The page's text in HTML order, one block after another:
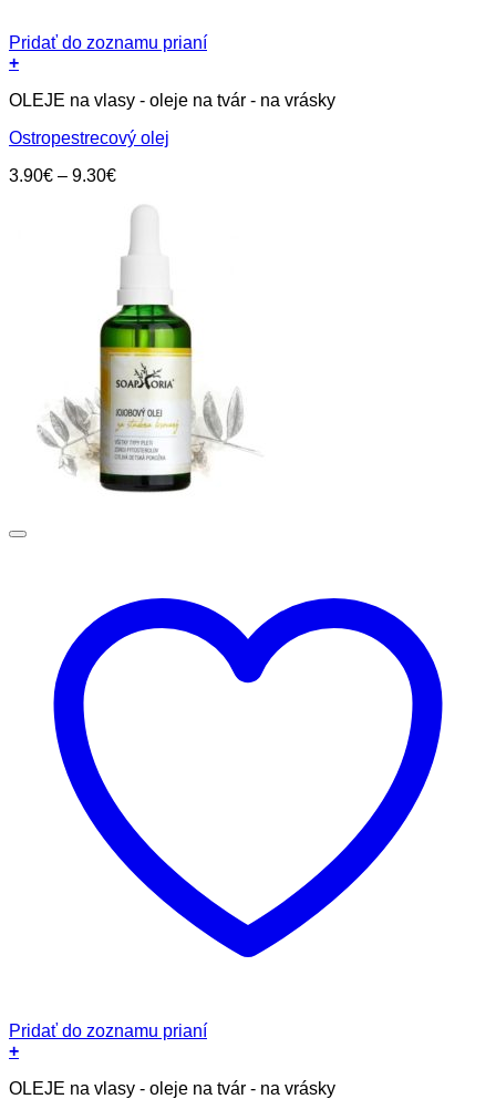
Pridať do zoznamu prianí
+
produkt
viacero
Možnosti
OLEJE na vlasy - oleje na tvár - na vrásky
Ostropestrecový olej
3.90€ – 9.30€Price
3.90€
9.30€
Pridať do zoznamu prianí
+
OLEJE na vlasy - oleje na tvár - na vrásky